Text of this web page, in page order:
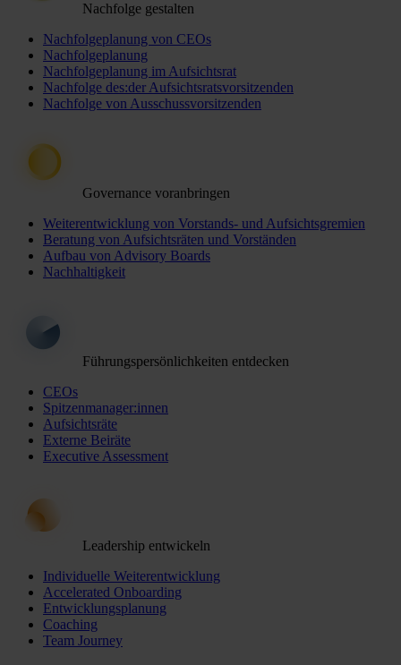
Nachfolge gestalten
Nachfolgeplanung von CEOs
Nachfolgeplanung
Nachfolgeplanung im Aufsichtsrat
Nachfolge des:der Aufsichtsratsvorsitzenden
Nachfolge von Ausschussvorsitzenden
Governance voranbringen
Weiterentwicklung von Vorstands- und Aufsichtsgremien
Beratung von Aufsichtsräten und Vorständen
Aufbau von Advisory Boards
Nachhaltigkeit
Führungspersönlichkeiten entdecken
CEOs
Spitzenmanager:innen
Aufsichtsräte
Externe Beiräte
Executive Assessment
Leadership entwickeln
Individuelle Weiterentwicklung
Accelerated Onboarding
Entwicklungsplanung
Coaching
Team Journey